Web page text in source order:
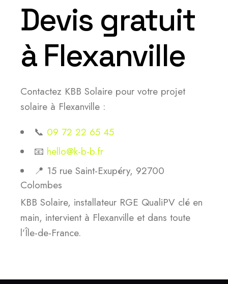
Devis gratuit
à Flexanville
Contactez KBB Solaire pour votre projet
solaire à Flexanville :
📞 09 72 22 65 45
📧 hello@k-b-b.fr
📍 15 rue Saint-Exupéry, 92700
Colombes
KBB Solaire, installateur RGE QualiPV clé en
main, intervient à Flexanville et dans toute
l’Île-de-France.